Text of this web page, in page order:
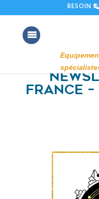
BESOIN
Newsletter RDS
France